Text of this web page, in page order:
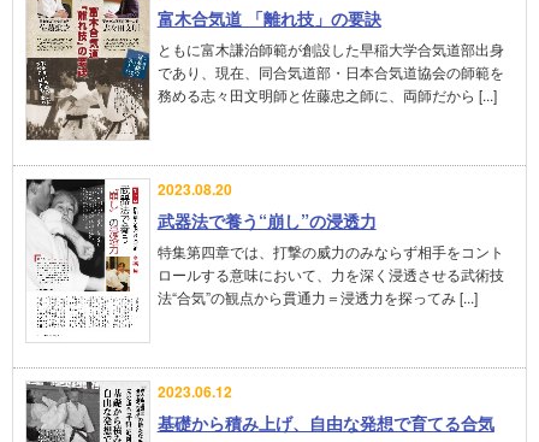
富木合気道 「離れ技」の要訣
ともに富木謙治師範が創設した早稲大学合気道部出身
であり、現在、同合気道部・日本合気道協会の師範を
務める志々田文明師と佐藤忠之師に、両師だから [...]
2023.08.20
武器法で養う“崩し”の浸透力
特集第四章では、打撃の威力のみならず相手をコント
ロールする意味において、力を深く浸透させる武術技
法“合気”の観点から貫通力＝浸透力を探ってみ [...]
2023.06.12
基礎から積み上げ、自由な発想で育てる合気